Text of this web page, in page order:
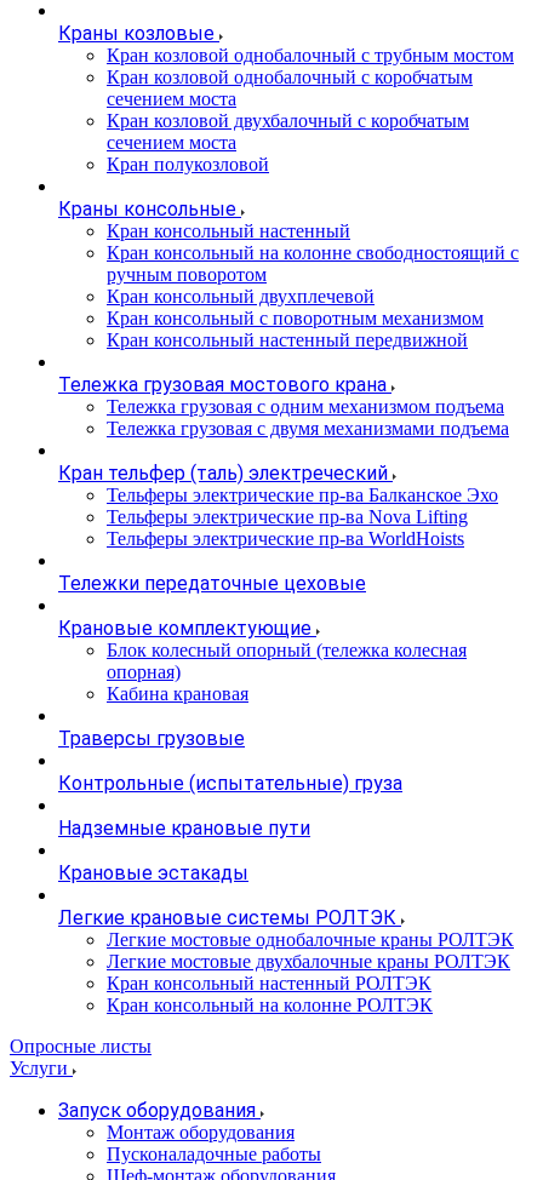
Краны козловые
Кран козловой однобалочный с трубным мостом
Кран козловой однобалочный с коробчатым
сечением моста
Кран козловой двухбалочный с коробчатым
сечением моста
Кран полукозловой
Краны консольные
Кран консольный настенный
Кран консольный на колонне свободностоящий с
ручным поворотом
Кран консольный двухплечевой
Кран консольный с поворотным механизмом
Кран консольный настенный передвижной
Тележка грузовая мостового крана
Тележка грузовая с одним механизмом подъема
Тележка грузовая с двумя механизмами подъема
Кран тельфер (таль) электреческий
Тельферы электрические пр-ва Балканское Эхо
Тельферы электрические пр-ва Nova Lifting
Тельферы электрические пр-ва WorldHoists
Тележки передаточные цеховые
Крановые комплектующие
Блок колесный опорный (тележка колесная
опорная)
Кабина крановая
Траверсы грузовые
Контрольные (испытательные) груза
Надземные крановые пути
Крановые эстакады
Легкие крановые системы РОЛТЭК
Легкие мостовые однобалочные краны РОЛТЭК
Легкие мостовые двухбалочные краны РОЛТЭК
Кран консольный настенный РОЛТЭК
Кран консольный на колонне РОЛТЭК
Опросные листы
Услуги
Запуск оборудования
Монтаж оборудования
Пусконаладочные работы
Шеф-монтаж оборудования